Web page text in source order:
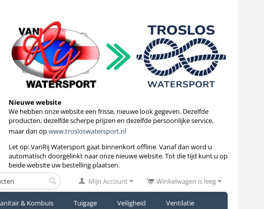
Nieuwe website
We hebben onze website een frisse, nieuwe look gegeven. Dezelfde
producten, dezelfde scherpe prijzen en dezelfde persoonlijke service,
maar dan opwww.trosloswatersport.nl
Let op: VanRij Watersport gaat binnenkortoffline. Vanaf dan word u
automatisch doorgelinkt naar onze nieuwe website. Tot die tijd kunt u op
beide website uw bestelling plaatsen.
Winkelwagen is leeg
Mijn Account
& Kombuis Tuigage Veiligheid Ventilatie